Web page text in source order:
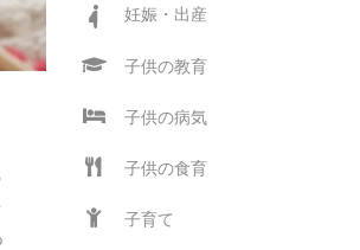
妊娠・出産
子供の教育
子供の病気
子供の食育
子育て